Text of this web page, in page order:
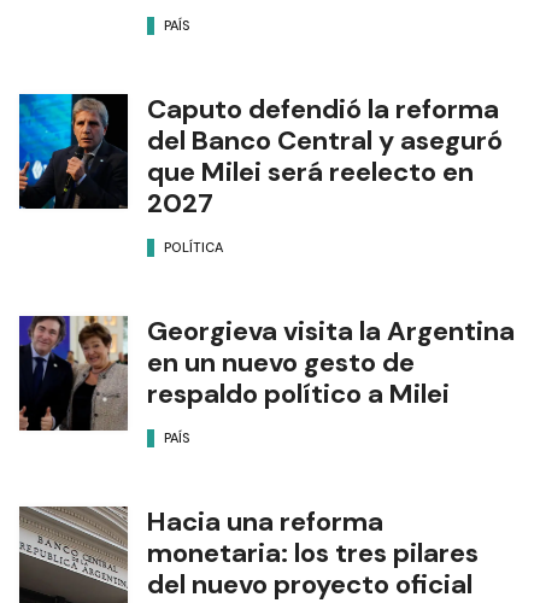
PAÍS
Caputo defendió la reforma
del Banco Central y aseguró
que Milei será reelecto en
2027
POLÍTICA
Georgieva visita la Argentina
en un nuevo gesto de
respaldo político a Milei
PAÍS
Hacia una reforma
monetaria: los tres pilares
del nuevo proyecto oficial